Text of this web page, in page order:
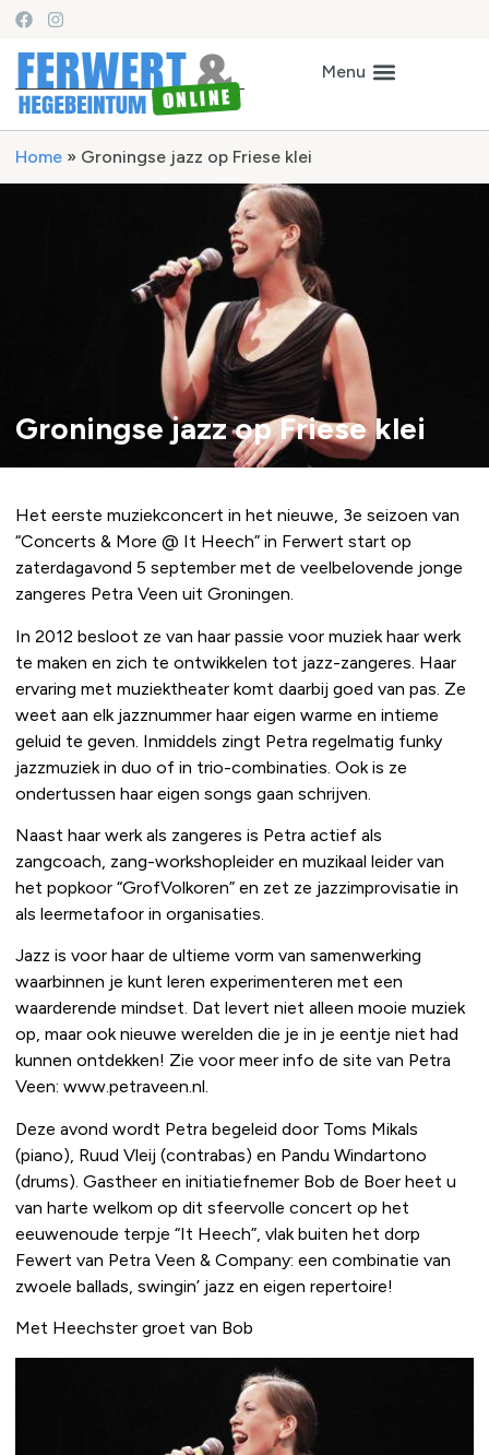
Home » Groningse jazz op Friese klei
Groningse jazz op Friese klei
Het eerste muziekconcert in het nieuwe, 3e seizoen van
“Concerts & More @ It Heech” in Ferwert start op
zaterdagavond 5 september met de veelbelovende jonge
zangeres Petra Veen uit Groningen.
In 2012 besloot ze van haar passie voor muziek haar werk
te maken en zich te ontwikkelen tot jazz-zangeres. Haar
ervaring met muziektheater komt daarbij goed van pas. Ze
weet aan elk jazznummer haar eigen warme en intieme
geluid te geven. Inmiddels zingt Petra regelmatig funky
jazzmuziek in duo of in trio-combinaties. Ook is ze
ondertussen haar eigen songs gaan schrijven.
Naast haar werk als zangeres is Petra actief als
zangcoach, zang-workshopleider en muzikaal leider van
het popkoor “GrofVolkoren” en zet ze jazzimprovisatie in
als leermetafoor in organisaties.
Jazz is voor haar de ultieme vorm van samenwerking
waarbinnen je kunt leren experimenteren met een
waarderende mindset. Dat levert niet alleen mooie muziek
op, maar ook nieuwe werelden die je in je eentje niet had
kunnen ontdekken! Zie voor meer info de site van Petra
Veen: www.petraveen.nl.
Deze avond wordt Petra begeleid door Toms Mikals
(piano), Ruud Vleij (contrabas) en Pandu Windartono
(drums). Gastheer en initiatiefnemer Bob de Boer heet u
van harte welkom op dit sfeervolle concert op het
eeuwenoude terpje “It Heech”, vlak buiten het dorp
Fewert van Petra Veen & Company: een combinatie van
zwoele ballads, swingin’ jazz en eigen repertoire!
Met Heechster groet van Bob